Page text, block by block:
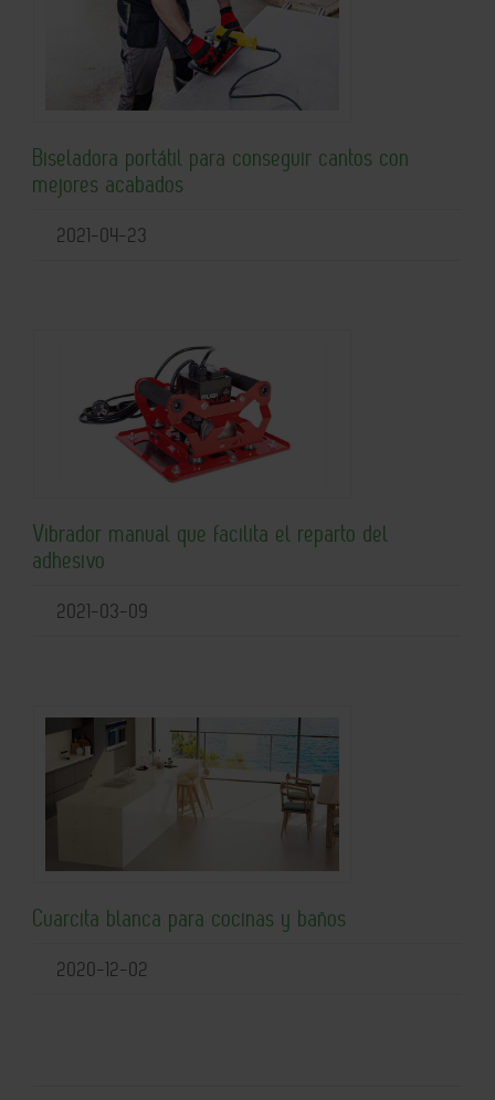
Biseladora portátil para conseguir cantos con
mejores acabados
2021-04-23
Vibrador manual que facilita el reparto del
adhesivo
2021-03-09
Cuarcita blanca para cocinas y baños
2020-12-02